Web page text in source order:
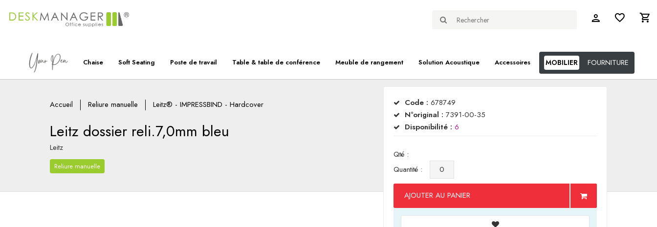
Chaise Soft Seating Poste de travail Table & table de conférence Meuble de rangement Solution Acoustique Accessoires MOBILIER FOURNITURE
Accueil Reliure manuelle Leitz® - IMPRESSBIND - Hardcover
Leitz dossier reli.7,0mm bleu
Leitz
Reliure manuelle
Code : 678749
N°original : 7391-00-35
Disponibilité :6
Qté :
Quantité :
AJOUTER AU PANIER